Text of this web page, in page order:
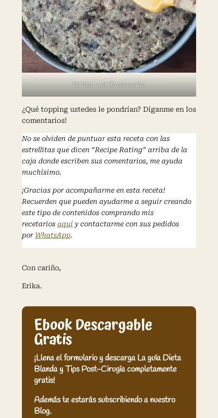
Galleta del Cheesecake
¿Qué topping ustedes le pondrían? Díganme en los
comentarios!
No se olviden de puntuar esta receta con las
estrellitas que dicen “Recipe Rating” arriba de la
caja donde escriben sus comentarios, me ayuda
muchísimo.
¡Gracias por acompañarme en esta receta!
Recuerden que pueden ayudarme a seguir creando
este tipo de contenidos comprando mis
recetarios aquíy contactarme con sus pedidos
por WhatsApp.
Con cariño,
Erika.
Ebook Descargable
Gratis
¡Llena el formulario y descarga La guía Dieta
Blanda y Tips Post-Cirugía completamente
gratis!
Además te estarás subscribiendo a nuestro
Blog.